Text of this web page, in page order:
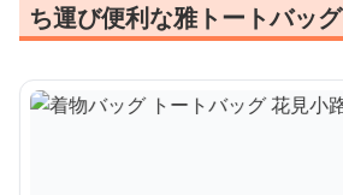
ち運び便利な雅トートバッグ